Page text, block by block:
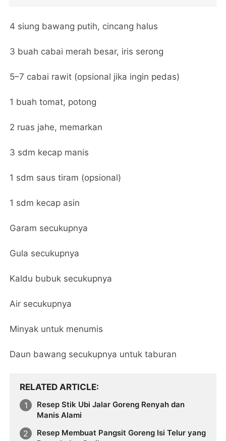
4 siung bawang putih, cincang halus
3 buah cabai merah besar, iris serong
5–7 cabai rawit (opsional jika ingin pedas)
1 buah tomat, potong
2 ruas jahe, memarkan
3 sdm kecap manis
1 sdm saus tiram (opsional)
1 sdm kecap asin
Garam secukupnya
Gula secukupnya
Kaldu bubuk secukupnya
Air secukupnya
Minyak untuk menumis
Daun bawang secukupnya untuk taburan
RELATED ARTICLE
Resep Stik Ubi Jalar Goreng Renyah dan
Manis Alami
​Resep Membuat Pangsit Goreng Isi Telur yang